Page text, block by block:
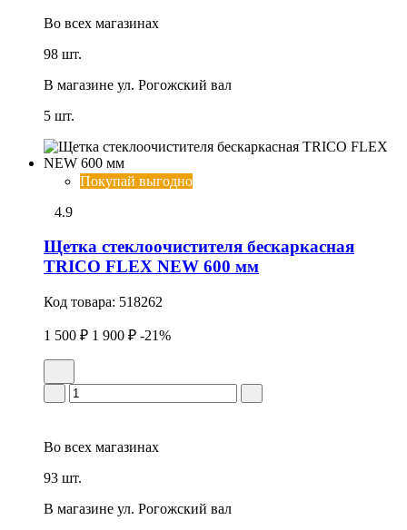
Во всех магазинах
98 шт.
В магазине ул. Рогожский вал
5 шт.
Покупай выгодно
4.9
Щетка стеклоочистителя бескаркасная
TRICO FLEX NEW 600 мм
Код товара: 518262
1 500 ₽ 1 900 ₽ -21%
Во всех магазинах
93 шт.
В магазине ул. Рогожский вал